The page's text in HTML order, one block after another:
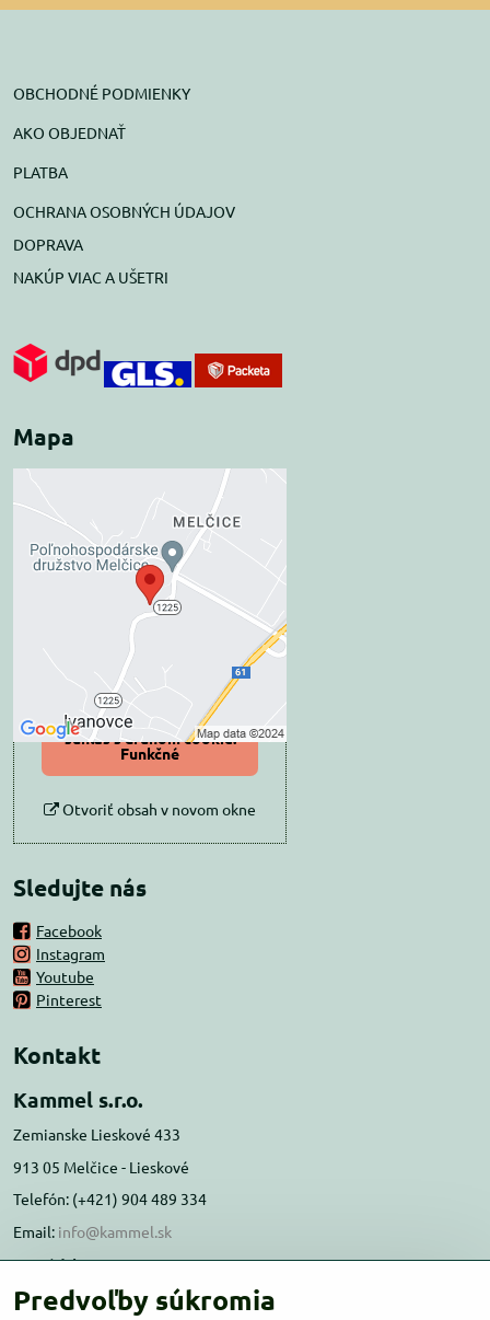
OBCHODNÉ PODMIENKY
AKO OBJEDNAŤ
PLATBA
OCHRANA OSOBNÝCH ÚDAJOV
DOPRAVA
NAKÚP VIAC A UŠETRI
Mapa
Externý obsah je
blokovaný Voľbami
súkromia
Prajete si načítať externý obsah?
Povoliť tentokrát
Povoliť a zapamätať -
súhlas s druhom cookie:
Funkčné
Otvoriť obsah v novom okne
Sledujte nás
Facebook
Instagram
Youtube
Pinterest
Kontakt
Kammel s.r.o.
Zemianske Lieskové 433
913 05 Melčice - Lieskové
Telefón: (+421) 904 489 334
Email: info@kammel.sk
Prevádzka:
Administratívna budova PD Melčice
Predvoľby súkromia